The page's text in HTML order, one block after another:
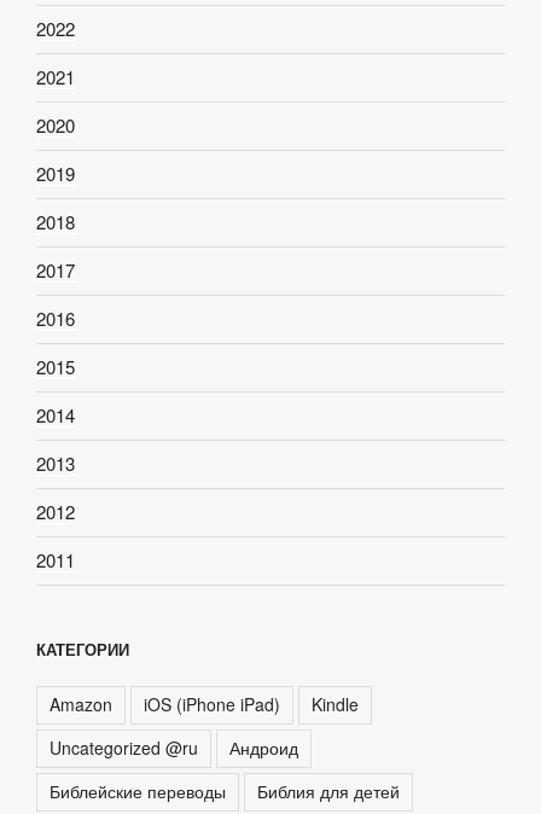
2022
2021
2020
2019
2018
2017
2016
2015
2014
2013
2012
2011
КАТЕГОРИИ
Amazon iOS (iPhone iPad)
Kindle
Uncategorized @ru
Андроид
Библейские переводы
Библия для детей